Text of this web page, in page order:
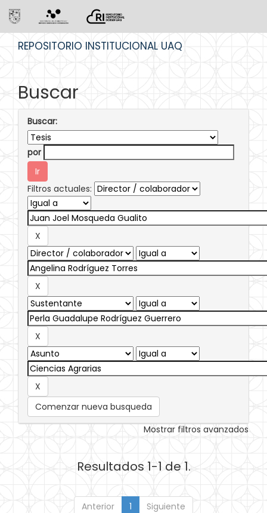
REPOSITORIO INSTITUCIONAL UAQ
Buscar
Buscar:
por
Filtros actuales:
Comenzar nueva busqueda
Mostrar filtros avanzados
Resultados 1-1 de 1.
Anterior 1 Siguiente